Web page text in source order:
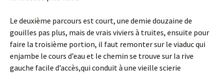
Le deuxième parcours est court, une demie douzaine de
gouilles pas plus, mais de vrais viviers à truites, ensuite pour
faire la troisième portion, il faut remonter sur le viaduc qui
enjambe le cours d’eau et le chemin se trouve sur la rive
gauche facile d’accès,qui conduit à une vieille scierie